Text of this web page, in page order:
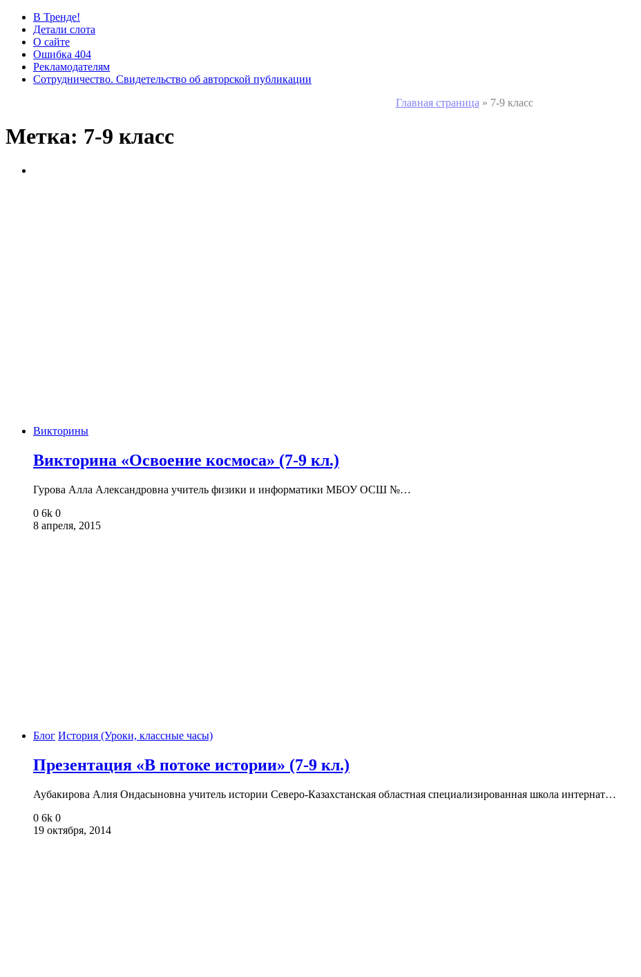
В Тренде!
Детали слота
О сайте
Ошибка 404
Рекламодателям
Сотрудничество. Свидетельство об авторской публикации
Главная страница » 7-9 класс
Метка: 7-9 класс
Викторины
Викторина «Освоение космоса» (7-9 кл.)
Гурова Алла Александровна учитель физики и информатики МБОУ ОСШ №…
0 6k 0
8 апреля, 2015
Блог История (Уроки, классные часы)
Презентация «В потоке истории» (7-9 кл.)
Аубакирова Алия Ондасыновна учитель истории Северо-Казахстанская областная специализированная школа интернат…
0 6k 0
19 октября, 2014